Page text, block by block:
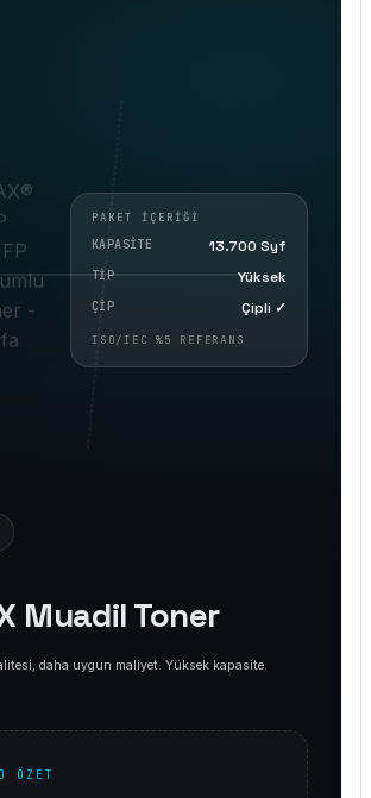
Muadil Toner
daha uygun maliyet. Yüksek kapasite.
ÖZET
ürün
görseli
PAKET İÇERIĞI
KAPASITE 13.700 Syf
TIP Yüksek
ÇIP Çipli ✓
ISO/IEC %5 REFERANS